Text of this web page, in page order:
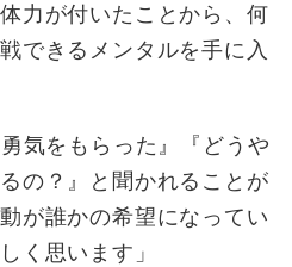
力が付いたことから、何
できるメンタルを手に入
気をもらった』『どうや
の？』と聞かれることが
が誰かの希望になってい
く思います」